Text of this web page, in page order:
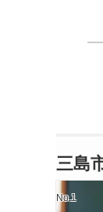
三島
No.1